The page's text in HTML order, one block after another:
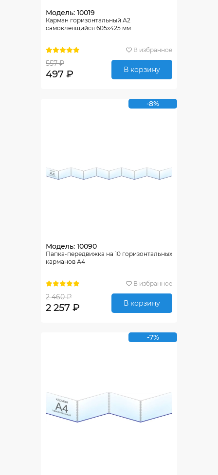
Модель: 10019
Карман горизонтальный А2
самоклеящийся 605х425 мм
В избранное
557 ₽
497 ₽ В корзину
-8%
Модель: 10090
Папка-передвижка на 10 горизонтальных
карманов А4
В избранное
2 460 ₽
2 257 ₽ В корзину
-7%